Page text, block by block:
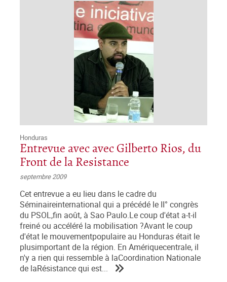
Honduras
Entrevue avec avec Gilberto Rios, du
Front de la Resistance
septembre 2009
Cet entrevue a eu lieu dans le cadre du
Séminaireinternational qui a précédé le II° congrès
du PSOL,fin août, à Sao Paulo.Le coup d'état a-t-il
freiné ou accéléré la mobilisation ?Avant le coup
d'état le mouvementpopulaire au Honduras était le
plusimportant de la région. En Amériquecentrale, il
n'y a rien qui ressemble à laCoordination Nationale
de laRésistance qui est...